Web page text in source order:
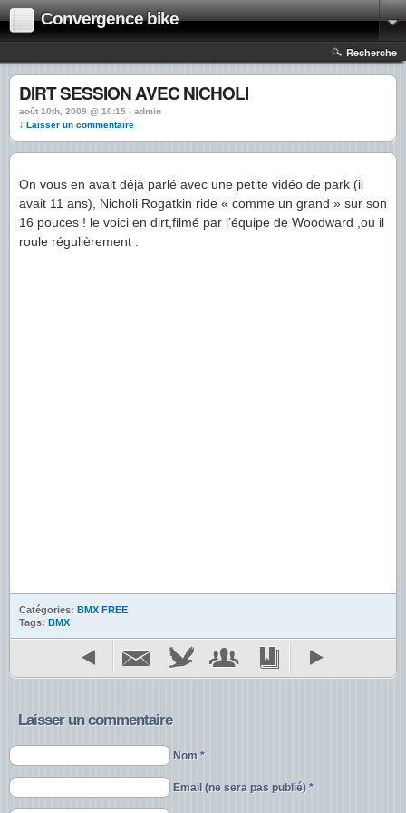
Convergence bike
Recherche
DIRT SESSION AVEC NICHOLI
août 10th, 2009 @ 10:15 › admin
↓ Laisser un commentaire
On vous en avait déjà parlé avec une petite vidéo de park (il
avait 11 ans), Nicholi Rogatkin ride « comme un grand » sur son
16 pouces ! le voici en dirt,filmé par l’équipe de Woodward ,ou il
roule régulièrement .
Catégories: BMX FREE
Tags: BMX
Laisser un commentaire
Nom *
Email (ne sera pas publié) *